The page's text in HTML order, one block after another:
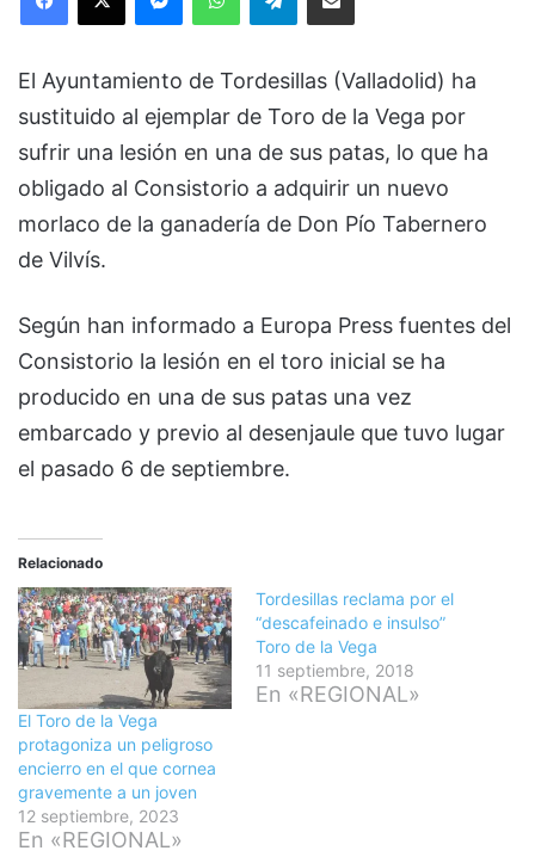
El Ayuntamiento de Tordesillas (Valladolid) ha
sustituido al ejemplar de Toro de la Vega por
sufrir una lesión en una de sus patas, lo que ha
obligado al Consistorio a adquirir un nuevo
morlaco de la ganadería de Don Pío Tabernero
de Vilvís.
Según han informado a Europa Press fuentes del
Consistorio la lesión en el toro inicial se ha
producido en una de sus patas una vez
embarcado y previo al desenjaule que tuvo lugar
el pasado 6 de septiembre.
Relacionado
El Toro de la Vega
protagoniza un peligroso
encierro en el que cornea
gravemente a un joven
12 septiembre, 2023
En «REGIONAL»
Tordesillas reclama por el
“descafeinado e insulso”
Toro de la Vega
11 septiembre, 2018
En «REGIONAL»